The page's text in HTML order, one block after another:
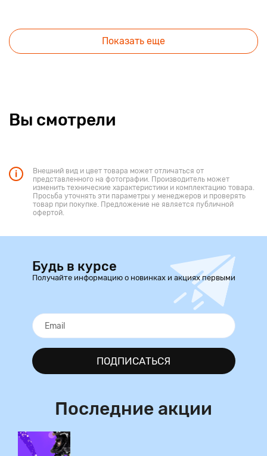
Показать еще
Вы смотрели
Внешний вид и цвет товара может отличаться от
представленного на фотографии. Производитель может
изменить технические характеристики и комплектацию товара.
Просьба уточнять эти параметры у менеджеров и проверять
товар при покупке. Предложение не является публичной
офертой.
Будь в курсе
Получайте информацию о новинках и акциях первыми
ПОДПИСАТЬСЯ
Последние акции